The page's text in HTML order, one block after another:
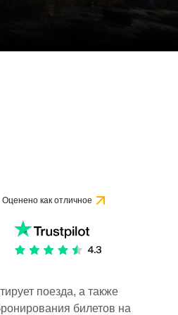
Оценено как отличное
поезда, а также
билетов на